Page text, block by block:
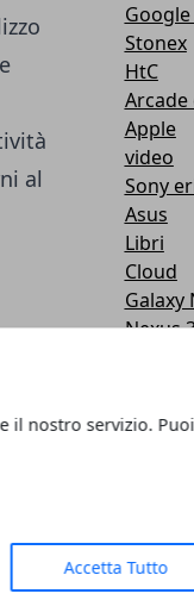
il nostro servizio. Puoi
Accetta Tutto
al
Stonex
HtC
Arcade
Apple
video
Sony
Asus
Libri
Cloud
Galaxy
Nexus
Ipad
Htc